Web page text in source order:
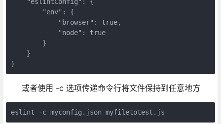
    "eslintConfig": {
        "env": {
            "browser": true,
            "node": true
        }
    }
}
或者使用 -c 选项传递命令行将文件保持到任意地方
eslint -c myconfig.json myfiletotest.js